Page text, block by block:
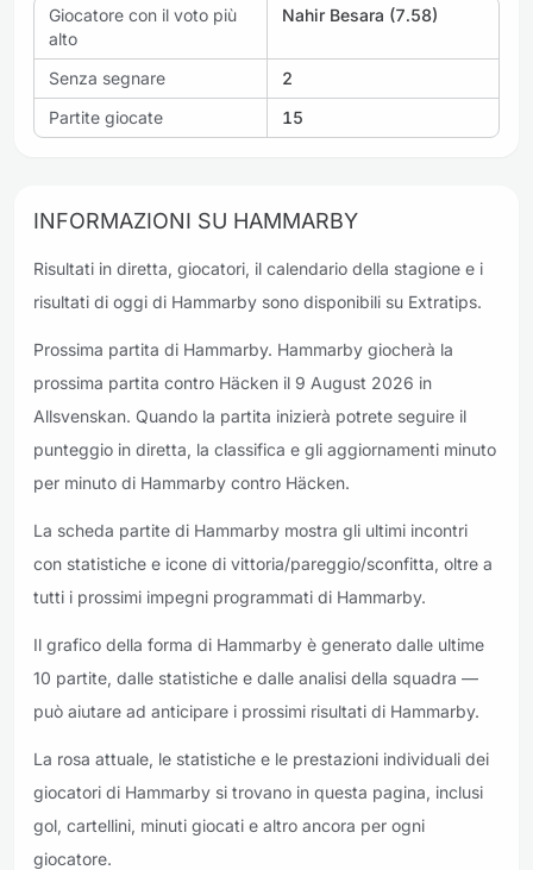
Giocatore con il voto più
alto
Nahir Besara (7.58)
Senza segnare
2
Partite giocate
15
INFORMAZIONI SU HAMMARBY
Risultati in diretta, giocatori, il calendario della stagione e i
risultati di oggi di Hammarby sono disponibili su Extratips.
Prossima partita di Hammarby. Hammarby giocherà la
prossima partita contro Häcken il 9 August 2026 in
Allsvenskan. Quando la partita inizierà potrete seguire il
punteggio in diretta, la classifica e gli aggiornamenti minuto
per minuto di Hammarby contro Häcken.
La scheda partite di Hammarby mostra gli ultimi incontri
con statistiche e icone di vittoria/pareggio/sconfitta, oltre a
tutti i prossimi impegni programmati di Hammarby.
Il grafico della forma di Hammarby è generato dalle ultime
10 partite, dalle statistiche e dalle analisi della squadra —
può aiutare ad anticipare i prossimi risultati di Hammarby.
La rosa attuale, le statistiche e le prestazioni individuali dei
giocatori di Hammarby si trovano in questa pagina, inclusi
gol, cartellini, minuti giocati e altro ancora per ogni
giocatore.